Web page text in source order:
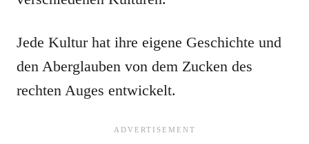
Jede Kultur hat ihre eigene Geschichte und
den Aberglauben von dem Zucken des
rechten Auges entwickelt.